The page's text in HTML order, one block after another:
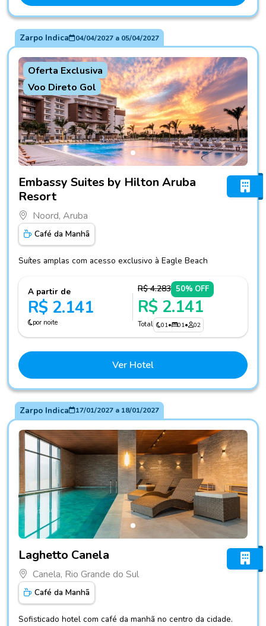
Zarpo Indica 04/04/2027a 05/04/2027
Oferta Exclusiva
Voo Direto Gol
Fotos do hotel Embassy Suites by Hilton Aruba Resort
Embassy Suites by Hilton Aruba
Resort
Noord, Aruba
Café da Manhã
Suítes amplas com acesso exclusivo à Eagle Beach
A partir de
R$ 2.141
por noite
R$ 4.283 50% OFF
R$ 2.141
Total 01• 01• 02
Ver Hotel
Zarpo Indica 17/01/2027a 18/01/2027
Laghetto Canela
Canela, Rio Grande do Sul
Café da Manhã
Sofisticado hotel com café da manhã no centro da cidade.